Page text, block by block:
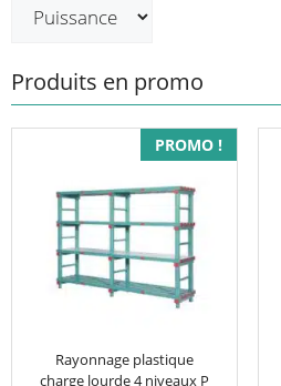
Produits en promo
PROMO !
Rayonnage plastique
charge lourde 4 niveaux P
plusieurs
variations.